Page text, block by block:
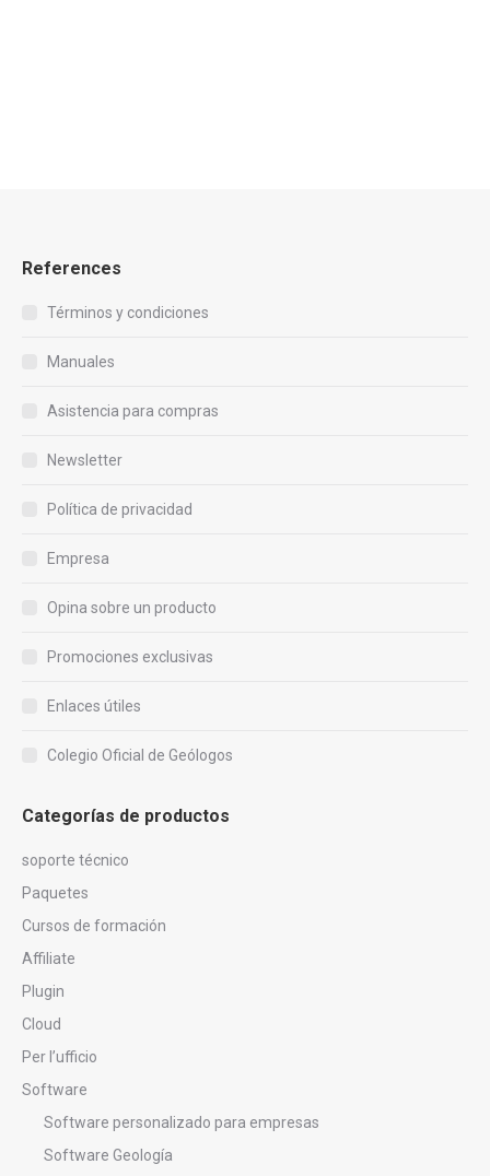
References
Términos y condiciones
Manuales
Asistencia para compras
Newsletter
Política de privacidad
Empresa
Opina sobre un producto
Promociones exclusivas
Enlaces útiles
Colegio Oficial de Geólogos
Categorías de productos
soporte técnico
Paquetes
Cursos de formación
Affiliate
Plugin
Cloud
Per l’ufficio
Software
Software personalizado para empresas
Software Geología